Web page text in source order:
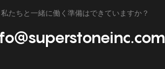
私たちと一緒に働く準備はできていますか？